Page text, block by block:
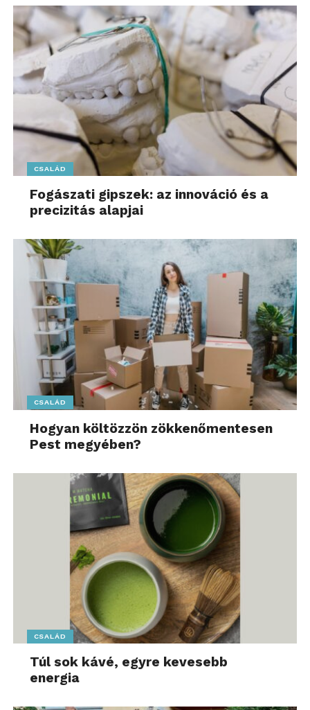
CSALÁD
Fogászati gipszek: az innováció és a
precizitás alapjai
CSALÁD
Hogyan költözzön zökkenőmentesen
Pest megyében?
CSALÁD
Túl sok kávé, egyre kevesebb
energia